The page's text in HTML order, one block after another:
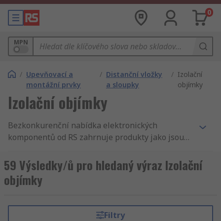
0
MPN
/ Upevňovací a
montážní prvky
/ Distanční vložky
a sloupky
/ Izolační
objímky
Izolační objímky
Bezkonkurenční nabídka elektronických
komponentů od RS zahrnuje produkty jako jsou
Hmoždinky, kotvy, upevňovací prvky a sady a
Izolační objímky. Máme nejlepší produkty a
skladovou dostupnost v odvětví. Nabízíme
inženýry v celém světě. Samozřejmostí pro RS je
59 Výsledky/ů pro hledaný výraz Izolační
objímky
Filtry